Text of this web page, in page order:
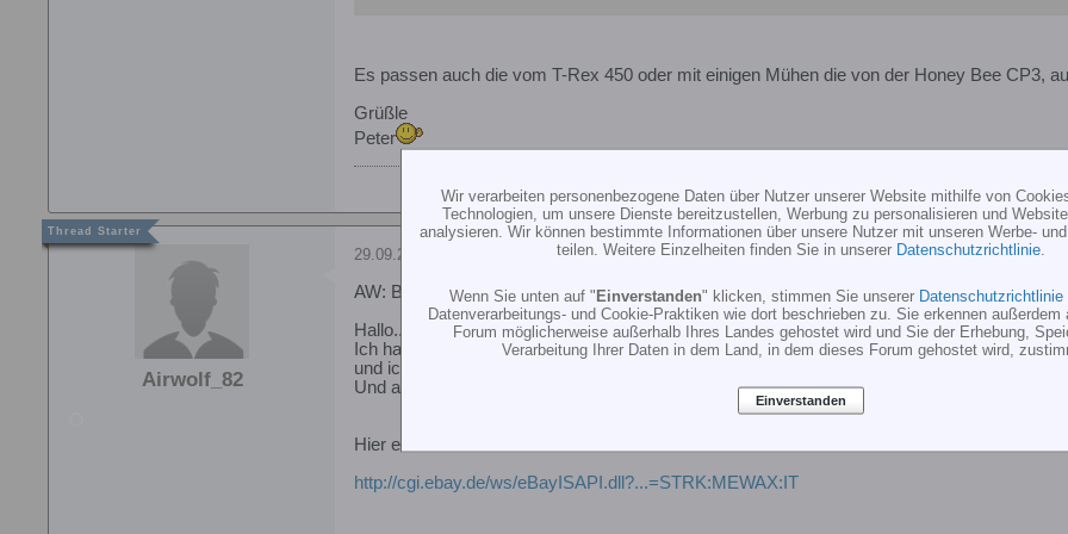
Es passen auch die vom T-Rex 450 oder mit einigen Mühen die von der Honey Bee CP3,
Grüßle
Peter
Airwolf_82
29.09.2010, 23:12
AW: Blattlagerwellen Gummies für Belt
Hallo....
Ich habe mir neulich für meine Belt cp v2 die T-REX 450 Gummi´s gekauft
und ich muss sagen, die passen perfekt.
Und alles läuft einwandfrei.
Hier ein link :
http://cgi.ebay.de/ws/eBayISAPI.dll?...=STRK:MEWAX:IT
Wir verarbeiten personenbezogene Daten über Nutzer unserer Website mithilfe von
Technologien, um unsere Dienste bereitzustellen, Werbung zu personalisieren und
analysieren. Wir können bestimmte Informationen über unsere Nutzer mit unseren Werbe-
teilen. Weitere Einzelheiten finden Sie in unserer Datenschutzrichtlinie
Wenn Sie unten auf "Einverstanden" klicken, stimmen Sie unserer Datenschutzrichtlinie
Datenverarbeitungs- und Cookie-Praktiken wie dort beschrieben zu. Sie erkennen
Forum möglicherweise außerhalb Ihres Landes gehostet wird und Sie der Erhebung,
Verarbeitung Ihrer Daten in dem Land, in dem dieses Forum gehostet wird,
Einverstanden